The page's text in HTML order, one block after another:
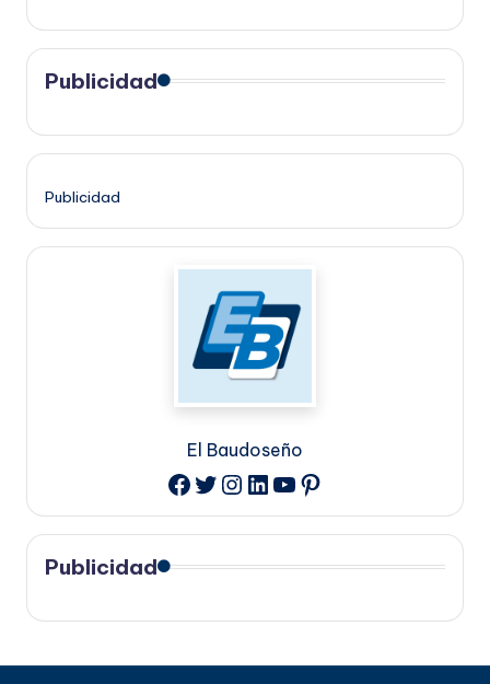
Publicidad
Publicidad
El Baudoseño
Facebook
Twitter
Instagram
LinkedIn
YouTube
Pinterest
Publicidad